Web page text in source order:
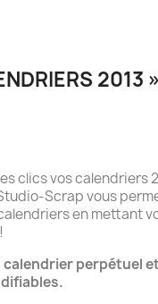
2013 »
clics vos calendriers
Scrap vous
en mettant
calendrier perpétuel